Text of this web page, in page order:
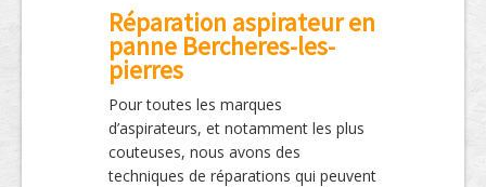
Réparation aspirateur en
panne Bercheres-les-
pierres
Pour toutes les marques
d’aspirateurs, et notamment les plus
couteuses, nous avons des
techniques de réparations qui peuvent